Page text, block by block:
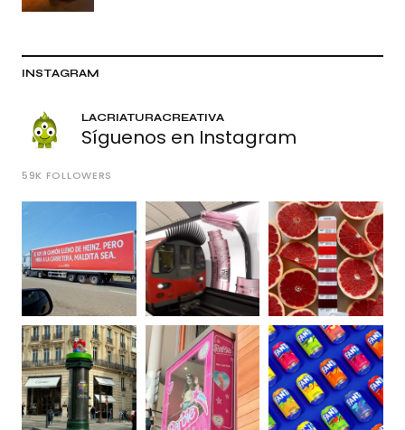
INSTAGRAM
LACRIATURACREATIVA
Síguenos en Instagram
59K FOLLOWERS